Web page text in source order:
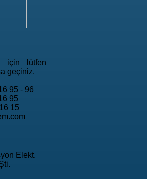
için lütfen
geçiniz.
95 - 96
95
15
Elekt.